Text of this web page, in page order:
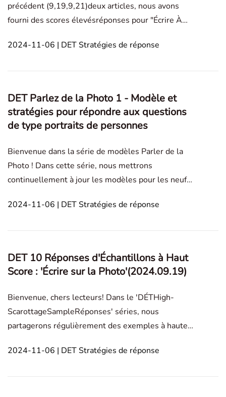
précédent (9,19,9,21)deux articles, nous avons
fourni des scores élevésréponses pour "Écrire À
offrirons des conseils pour "Parler de la Photo"
2024-11-06 | DET Stratégies de réponse
DET Parlez de la Photo 1 - Modèle et
stratégies pour répondre aux questions
de type portraits de personnes
Bienvenue dans la série de modèles Parler de la
Photo ! Dans cette série, nous mettrons
continuellement à jour les modèles pour les neuf
incluent des portraits de personnes, des transports,
2024-11-06 | DET Stratégies de réponse
DET 10 Réponses d'Échantillons à Haut
Score : 'Écrire sur la Photo'(2024.09.19)
Bienvenue, chers lecteurs! Dans le 'DÉTHigh-
ScarottageSampleRéponses' séries, nous
partagerons régulièrement des exemples à haute
sur le test d'anglais Duolingo. Le billet de blog est
2024-11-06 | DET Stratégies de réponse